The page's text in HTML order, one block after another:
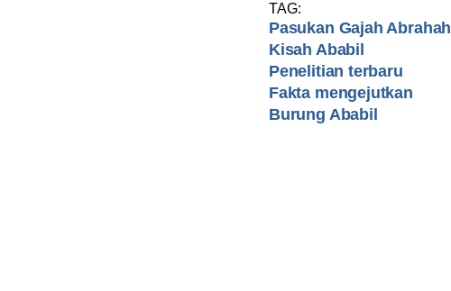
TAG:
Pasukan Gajah Abrahah
Kisah Ababil
Penelitian terbaru
Fakta mengejutkan
Burung Ababil